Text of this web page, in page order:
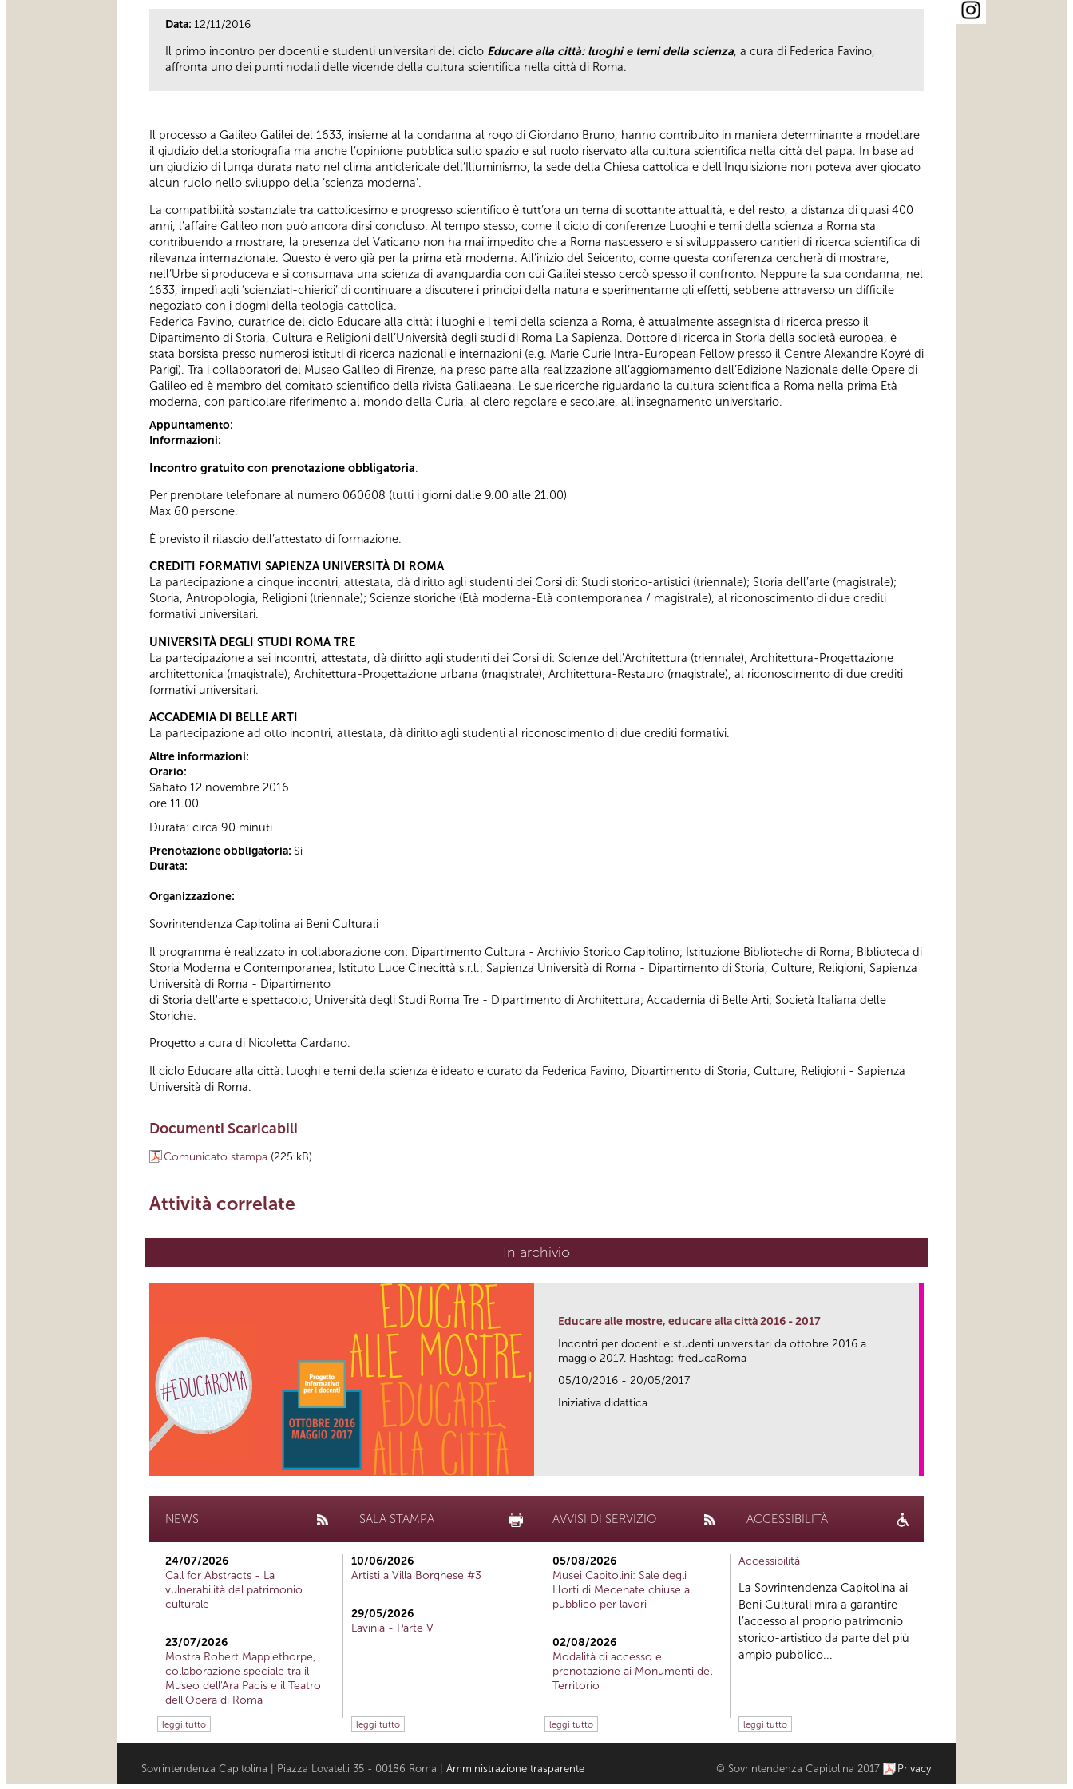
Data: 12/11/2016
Il primo incontro per docenti e studenti universitari del ciclo Educare alla città: luoghi e temi della scienza, a cura di Federica Favino,
affronta uno dei punti nodali delle vicende della cultura scientifica nella città di Roma.
Il processo a Galileo Galilei del 1633, insieme al la condanna al rogo di Giordano Bruno, hanno contribuito in maniera determinante a modellare
il giudizio della storiografia ma anche l’opinione pubblica sullo spazio e sul ruolo riservato alla cultura scientifica nella città del papa. In base ad
un giudizio di lunga durata nato nel clima anticlericale dell’Illuminismo, la sede della Chiesa cattolica e dell’Inquisizione non poteva aver giocato
alcun ruolo nello sviluppo della ‘scienza moderna’.
La compatibilità sostanziale tra cattolicesimo e progresso scientifico è tutt’ora un tema di scottante attualità, e del resto, a distanza di quasi 400
anni, l’affaire Galileo non può ancora dirsi concluso. Al tempo stesso, come il ciclo di conferenze Luoghi e temi della scienza a Roma sta
contribuendo a mostrare, la presenza del Vaticano non ha mai impedito che a Roma nascessero e si sviluppassero cantieri di ricerca scientifica di
rilevanza internazionale. Questo è vero già per la prima età moderna. All’inizio del Seicento, come questa conferenza cercherà di mostrare,
nell’Urbe si produceva e si consumava una scienza di avanguardia con cui Galilei stesso cercò spesso il confronto. Neppure la sua condanna, nel
1633, impedì agli ‘scienziati-chierici’ di continuare a discutere i principi della natura e sperimentarne gli effetti, sebbene attraverso un difficile
negoziato con i dogmi della teologia cattolica.
Federica Favino, curatrice del ciclo Educare alla città: i luoghi e i temi della scienza a Roma, è attualmente assegnista di ricerca presso il
Dipartimento di Storia, Cultura e Religioni dell’Università degli studi di Roma La Sapienza. Dottore di ricerca in Storia della società europea, è
stata borsista presso numerosi istituti di ricerca nazionali e internazioni (e.g. Marie Curie Intra-European Fellow presso il Centre Alexandre Koyré di
Parigi). Tra i collaboratori del Museo Galileo di Firenze, ha preso parte alla realizzazione all’aggiornamento dell’Edizione Nazionale delle Opere di
Galileo ed è membro del comitato scientifico della rivista Galilaeana. Le sue ricerche riguardano la cultura scientifica a Roma nella prima Età
moderna, con particolare riferimento al mondo della Curia, al clero regolare e secolare, all’insegnamento universitario.
Appuntamento:
Informazioni:
Incontro gratuito con prenotazione obbligatoria.
Per prenotare telefonare al numero 060608 (tutti i giorni dalle 9.00 alle 21.00)
Max 60 persone.
È previsto il rilascio dell’attestato di formazione.
CREDITI FORMATIVI SAPIENZA UNIVERSITÀ DI ROMA
La partecipazione a cinque incontri, attestata, dà diritto agli studenti dei Corsi di: Studi storico-artistici (triennale); Storia dell’arte (magistrale);
Storia, Antropologia, Religioni (triennale); Scienze storiche (Età moderna-Età contemporanea / magistrale), al riconoscimento di due crediti
formativi universitari.
UNIVERSITÀ DEGLI STUDI ROMA TRE
La partecipazione a sei incontri, attestata, dà diritto agli studenti dei Corsi di: Scienze dell’Architettura (triennale); Architettura-Progettazione
architettonica (magistrale); Architettura-Progettazione urbana (magistrale); Architettura-Restauro (magistrale), al riconoscimento di due crediti
formativi universitari.
ACCADEMIA DI BELLE ARTI
La partecipazione ad otto incontri, attestata, dà diritto agli studenti al riconoscimento di due crediti formativi.
Altre informazioni:
Orario:
Sabato 12 novembre 2016
ore 11.00
Durata: circa 90 minuti
Prenotazione obbligatoria: Sì
Durata:
Organizzazione:
Sovrintendenza Capitolina ai Beni Culturali
Il programma è realizzato in collaborazione con: Dipartimento Cultura - Archivio Storico Capitolino; Istituzione Biblioteche di Roma; Biblioteca di
Storia Moderna e Contemporanea; Istituto Luce Cinecittà s.r.l.; Sapienza Università di Roma - Dipartimento di Storia, Culture, Religioni; Sapienza
Università di Roma - Dipartimento
di Storia dell'arte e spettacolo; Università degli Studi Roma Tre - Dipartimento di Architettura; Accademia di Belle Arti; Società Italiana delle
Storiche.
Progetto a cura di Nicoletta Cardano.
Il ciclo Educare alla città: luoghi e temi della scienza è ideato e curato da Federica Favino, Dipartimento di Storia, Culture, Religioni - Sapienza
Università di Roma.
Documenti Scaricabili
Comunicato stampa (225 kB)
Attività correlate
In archivio
Educare alle mostre, educare alla città 2016 - 2017
Incontri per docenti e studenti universitari da ottobre 2016 a
maggio 2017. Hashtag: #educaRoma
05/10/2016 - 20/05/2017
Iniziativa didattica
NEWS
24/07/2026
Call for Abstracts - La
vulnerabilità del patrimonio
culturale
23/07/2026
Mostra Robert Mapplethorpe,
collaborazione speciale tra il
Museo dell'Ara Pacis e il Teatro
dell'Opera di Roma
leggi tutto
SALA STAMPA
10/06/2026
Artisti a Villa Borghese #3
29/05/2026
Lavinia - Parte V
leggi tutto
AVVISI DI SERVIZIO
05/08/2026
Musei Capitolini: Sale degli
Horti di Mecenate chiuse al
pubblico per lavori
02/08/2026
Modalità di accesso e
prenotazione ai Monumenti del
Territorio
leggi tutto
ACCESSIBILITÀ
Accessibilità
La Sovrintendenza Capitolina ai
Beni Culturali mira a garantire
l’accesso al proprio patrimonio
storico-artistico da parte del più
ampio pubblico...
leggi tutto
Sovrintendenza Capitolina | Piazza Lovatelli 35 - 00186 Roma | Amministrazione trasparente © Sovrintendenza Capitolina 2017 Privacy